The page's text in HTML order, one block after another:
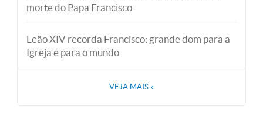
morte do Papa Francisco
Leão XIV recorda Francisco: grande dom para a
Igreja e para o mundo
VEJA MAIS »